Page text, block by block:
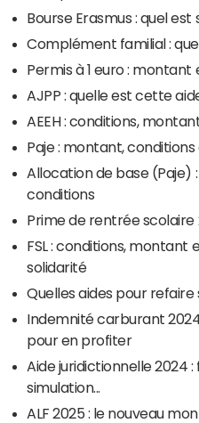
Bourse Erasmus : quel
Complément familial :
Permis à 1 euro :
AJPP : quelle est cette
AEEH : conditions, montant,
Paje : montant,
Allocation de base (Paje)
conditions
Prime de rentrée scolaire
FSL : conditions, montant
solidarité
Quelles aides pour refaire
Indemnité carburant
pour en profiter
Aide juridictionnelle 2024
simulation...
ALF 2025 : le nouveau